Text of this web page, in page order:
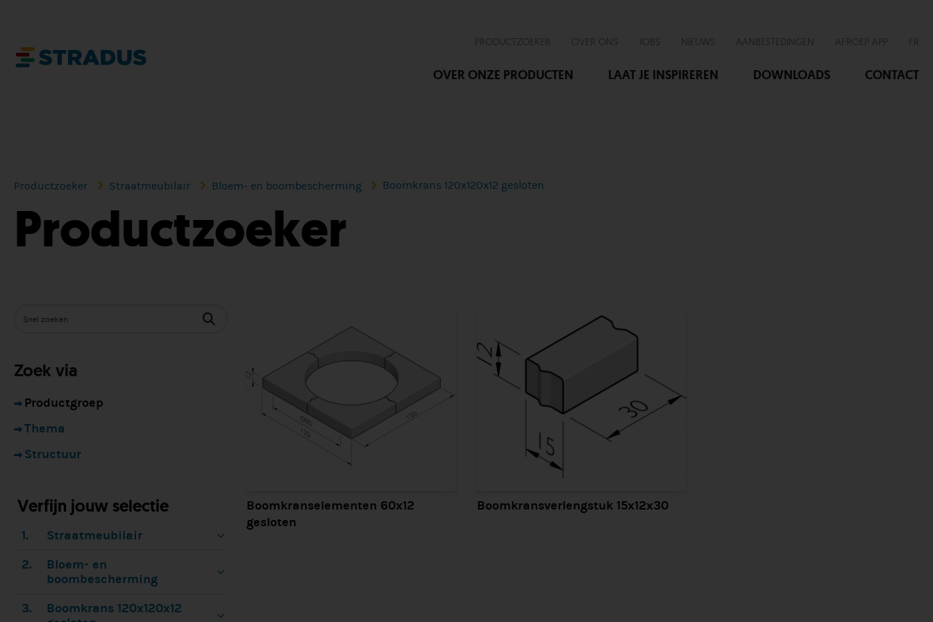
OVER ONZE PRODUCTEN LAAT JE INSPIREREN DOWNLOADS CONTACT
Productzoeker Straatmeubilair Bloem- en boombescherming Boomkrans 120x120x12 gesloten
Productzoeker
Zoek via
Productgroep
Thema
Structuur
Verfijn jouw selectie
1.
Straatmeubilair
2.
Bloem- en
boombescherming
3.
Boomkrans 120x120x12
Boomkranselementen 60x12
gesloten
Boomkransverlengstuk 15x12x30